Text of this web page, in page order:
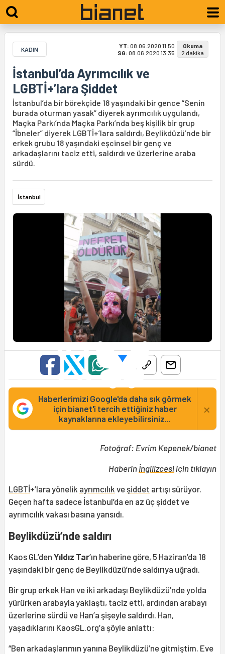
KADIN YT: 08.06.2020 11:50
SG: 08.06.2020 13:35
Okuma
2 dakika
İstanbul’da Ayrımcılık ve
LGBTİ+’lara Şiddet
İstanbul’da bir börekçide 18 yaşındaki bir gence “Senin
burada oturman yasak” diyerek ayrımcılık uygulandı,
Maçka Parkı’nda Maçka Parkı’nda beş kişilik bir grup
“İbneler” diyerek LGBTİ+’lara saldırdı, Beylikdüzü’nde bir
erkek grubu 18 yaşındaki eşcinsel bir genç ve
arkadaşlarını taciz etti, saldırdı ve üzerlerine araba
sürdü.
İstanbul
Haberlerimizi Google'da daha sık görmek
için bianet'i tercih ettiğiniz haber
kaynaklarına ekleyebilirsiniz...
×
Fotoğraf: Evrim Kepenek/bianet
Haberin İngilizcesiiçin tıklayın
LGBTİ+’lara yönelik ayrımcılık ve şiddet artışı sürüyor.
Geçen hafta sadece İstanbul’da en az üç şiddet ve
ayrımcılık vakası basına yansıdı.
Beylikdüzü’nde saldırı
Kaos GL’den Yıldız Tar’ın haberine göre, 5 Haziran’da 18
yaşındaki bir genç de Beylikdüzü’nde saldırıya uğradı.
Bir grup erkek Han ve iki arkadaşı Beylikdüzü’nde yolda
yürürken arabayla yaklaştı, taciz etti, ardından arabayı
üzerlerine sürdü ve Han’a şişeyle saldırdı. Han,
yaşadıklarını KaosGL.org’a şöyle anlattı:
“Ben arkadaşlarımın yanına Beylikdüzü’ne gitmiştim. Eve